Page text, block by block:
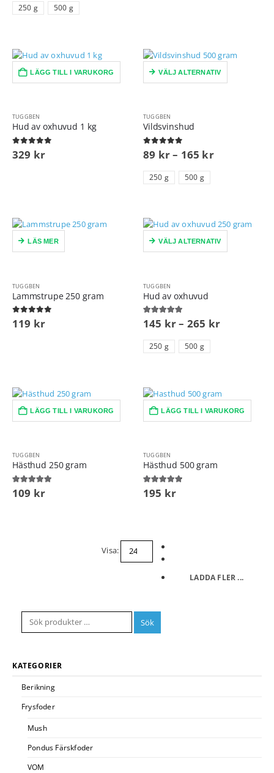
250 g 500 g
LÄGG TILL I VARUKORG
TUGGBEN
Hud av oxhuvud 1 kg
0out of 5
329 kr
VÄLJ ALTERNATIV
TUGGBEN
Vildsvinshud
0out of 5
89 kr– 165 kr
250 g 500 g
LÄS MER
TUGGBEN
Lammstrupe 250 gram
0 out of 5
119 kr
VÄLJ ALTERNATIV
TUGGBEN
Hud av oxhuvud
5.00out of 5
145 kr– 265 kr
250 g 500 g
LÄGG TILL I VARUKORG
TUGGBEN
Hästhud 250 gram
5.00out of 5
109 kr
LÄGG TILL I VARUKORG
TUGGBEN
Hästhud 500 gram
4.67out of 5
195 kr
Visa:
LADDA FLER ...
Sök
KATEGORIER
Berikning
Frysfoder
Mush
Pondus Färskfoder
VOM